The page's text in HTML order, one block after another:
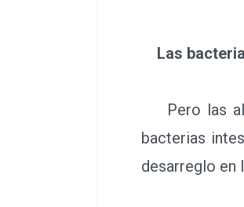
Las
Pero las
bacterias
desarreglo en